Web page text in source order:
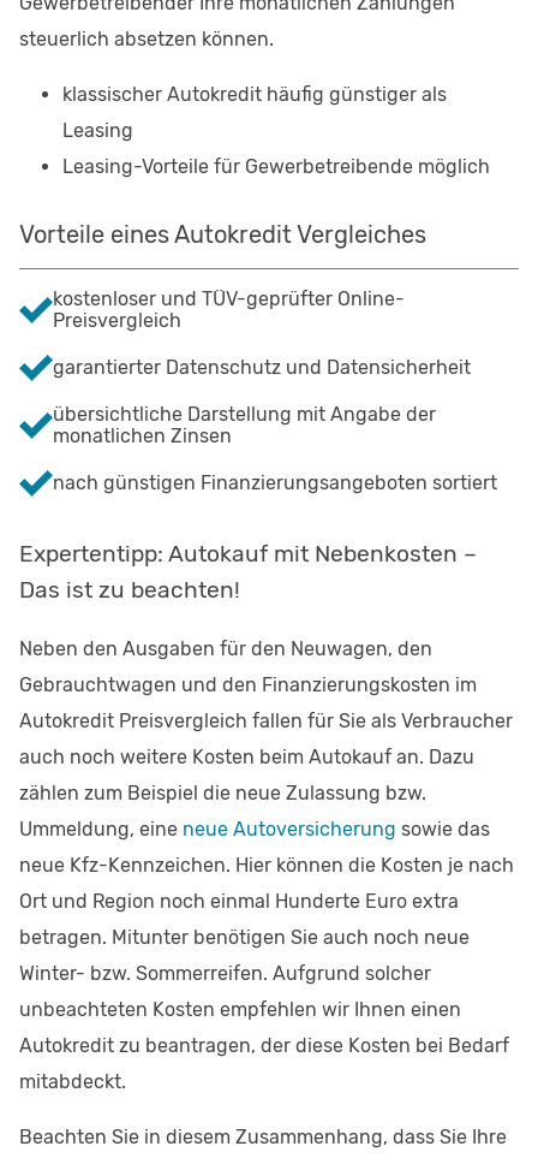
steuerlich absetzen können.
klassischer Autokredit häufig günstiger als
Leasing
Leasing-Vorteile für Gewerbetreibende möglich
Vorteile eines Autokredit Vergleiches
kostenloser und TÜV-geprüfter Online-
Preisvergleich
garantierter Datenschutz und Datensicherheit
übersichtliche Darstellung mit Angabe der
monatlichen Zinsen
nach günstigen Finanzierungsangeboten sortiert
Expertentipp: Autokauf mit Nebenkosten –
Das ist zu beachten!
Neben den Ausgaben für den Neuwagen, den
Gebrauchtwagen und den Finanzierungskosten im
Autokredit Preisvergleich fallen für Sie als Verbraucher
auch noch weitere Kosten beim Autokauf an. Dazu
zählen zum Beispiel die neue Zulassung bzw.
Ummeldung, eine neue Autoversicherung sowie das
neue Kfz-Kennzeichen. Hier können die Kosten je nach
Ort und Region noch einmal Hunderte Euro extra
betragen. Mitunter benötigen Sie auch noch neue
Winter- bzw. Sommerreifen. Aufgrund solcher
unbeachteten Kosten empfehlen wir Ihnen einen
Autokredit zu beantragen, der diese Kosten bei Bedarf
mitabdeckt.
Beachten Sie in diesem Zusammenhang, dass Sie Ihre